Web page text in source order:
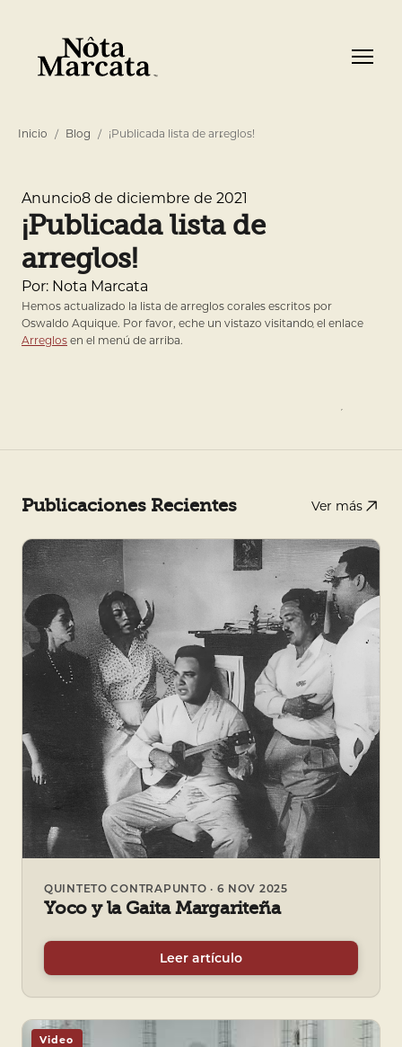
Inicio Blog ¡Publicada lista de arreglos!
Anuncio8 de diciembre de 2021
¡Publicada lista de
arreglos!
Por: Nota Marcata
Hemos actualizado la lista de arreglos corales escritos por
Oswaldo Aquique. Por favor, eche un vistazo visitando el enlace
Arreglos en el menú de arriba.
Publicaciones Recientes Ver más
QUINTETO CONTRAPUNTO · 6 NOV 2025
Yoco y la Gaita Margariteña
Leer artículo
Video